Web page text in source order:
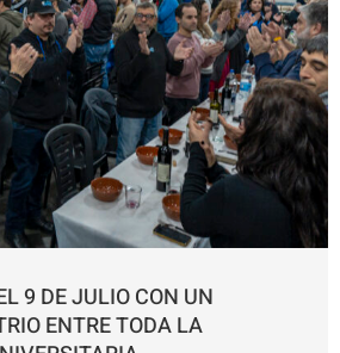
9 DE JULIO CON UN
ENTRE TODA LA